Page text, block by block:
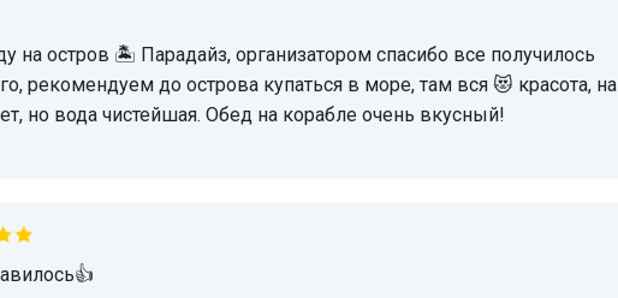
рекомендуем до острова купаться в море, там вся 😻 красота, на
но вода чистейшая. Обед на корабле очень вкусный!